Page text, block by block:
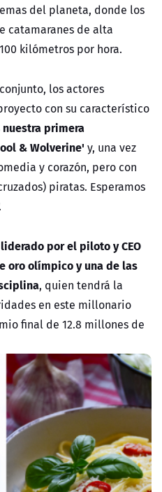
del planeta, donde los
catamaranes de alta
kilómetros por hora.
los actores
con su característico
nuestra primera
& Wolverine' y, una vez
y corazón, pero con
piratas. Esperamos
liderado por el piloto y CEO
oro olímpico y una de las
, quien tendrá la
en este millonario
final de 12.8 millones de